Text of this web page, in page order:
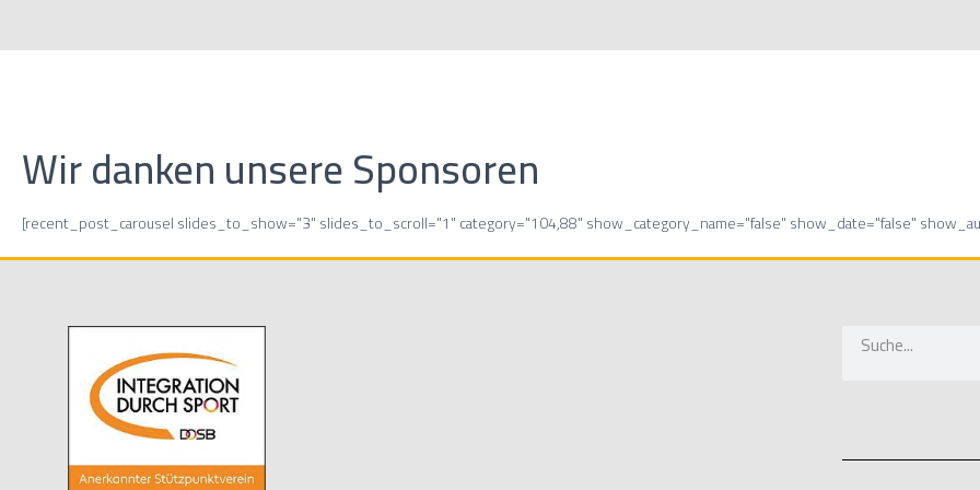
Wir danken unsere Sponsoren
[recent_post_carousel slides_to_show="3" slides_to_scroll="1" category="104,88" show_category_name="false" show_date="false"